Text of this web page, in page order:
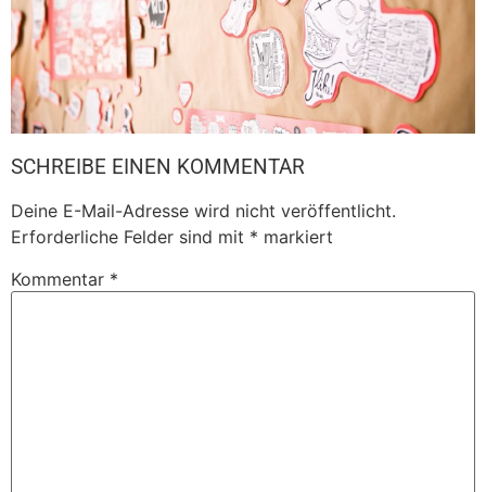
SCHREIBE EINEN KOMMENTAR
Deine E-Mail-Adresse wird nicht veröffentlicht.
Erforderliche Felder sind mit * markiert
Kommentar *